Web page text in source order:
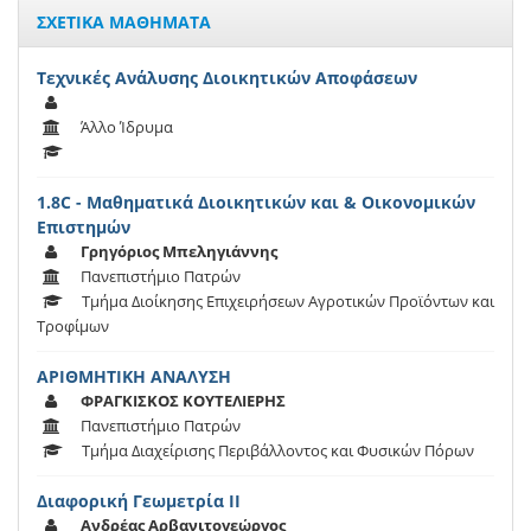
ΣΧΕΤΙΚΑ ΜΑΘΗΜΑΤΑ
Τεχνικές Ανάλυσης Διοικητικών Αποφάσεων
Άλλο Ίδρυμα
1.8C - Μαθηματικά Διοικητικών και & Οικονομικών
Επιστημών
Γρηγόριος Μπεληγιάννης
Πανεπιστήμιο Πατρών
Τμήμα Διοίκησης Επιχειρήσεων Αγροτικών Προϊόντων και
Τροφίμων
ΑΡΙΘΜΗΤΙΚΗ ΑΝΑΛΥΣΗ
ΦΡΑΓΚΙΣΚΟΣ ΚΟΥΤΕΛΙΕΡΗΣ
Πανεπιστήμιο Πατρών
Τμήμα Διαχείρισης Περιβάλλοντος και Φυσικών Πόρων
Διαφορική Γεωμετρία ΙΙ
Ανδρέας Αρβανιτογεώργος